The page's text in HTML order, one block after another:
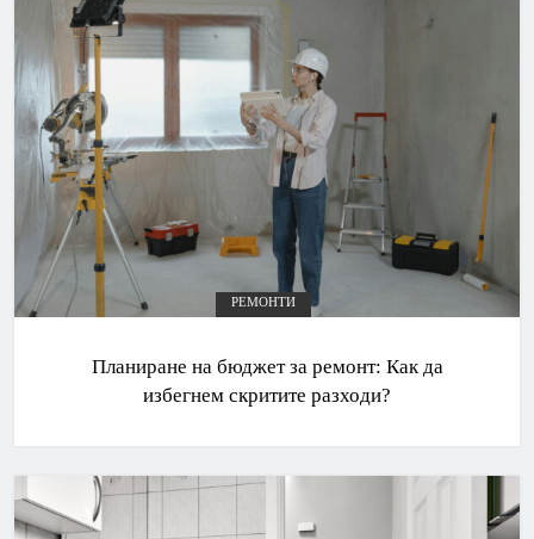
РЕМОНТИ
Планиране на бюджет за ремонт: Как да
избегнем скритите разходи?